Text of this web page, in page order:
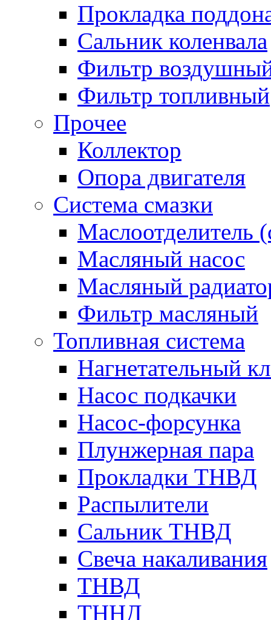
Прокладка
Сальник коленвала
Фильтр
Фильтр топливный
Прочее
Коллектор
Опора двигателя
Система смазки
Маслоотделитель
Масляный насос
Масляный
Фильтр масляный
Топливная система
Нагнетательный
Насос подкачки
Насос-форсунка
Плунжерная пара
Прокладки ТНВД
Распылители
Сальник ТНВД
Свеча накаливания
ТНВД
ТННД